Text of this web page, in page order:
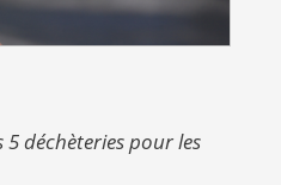
déchèteries pour les